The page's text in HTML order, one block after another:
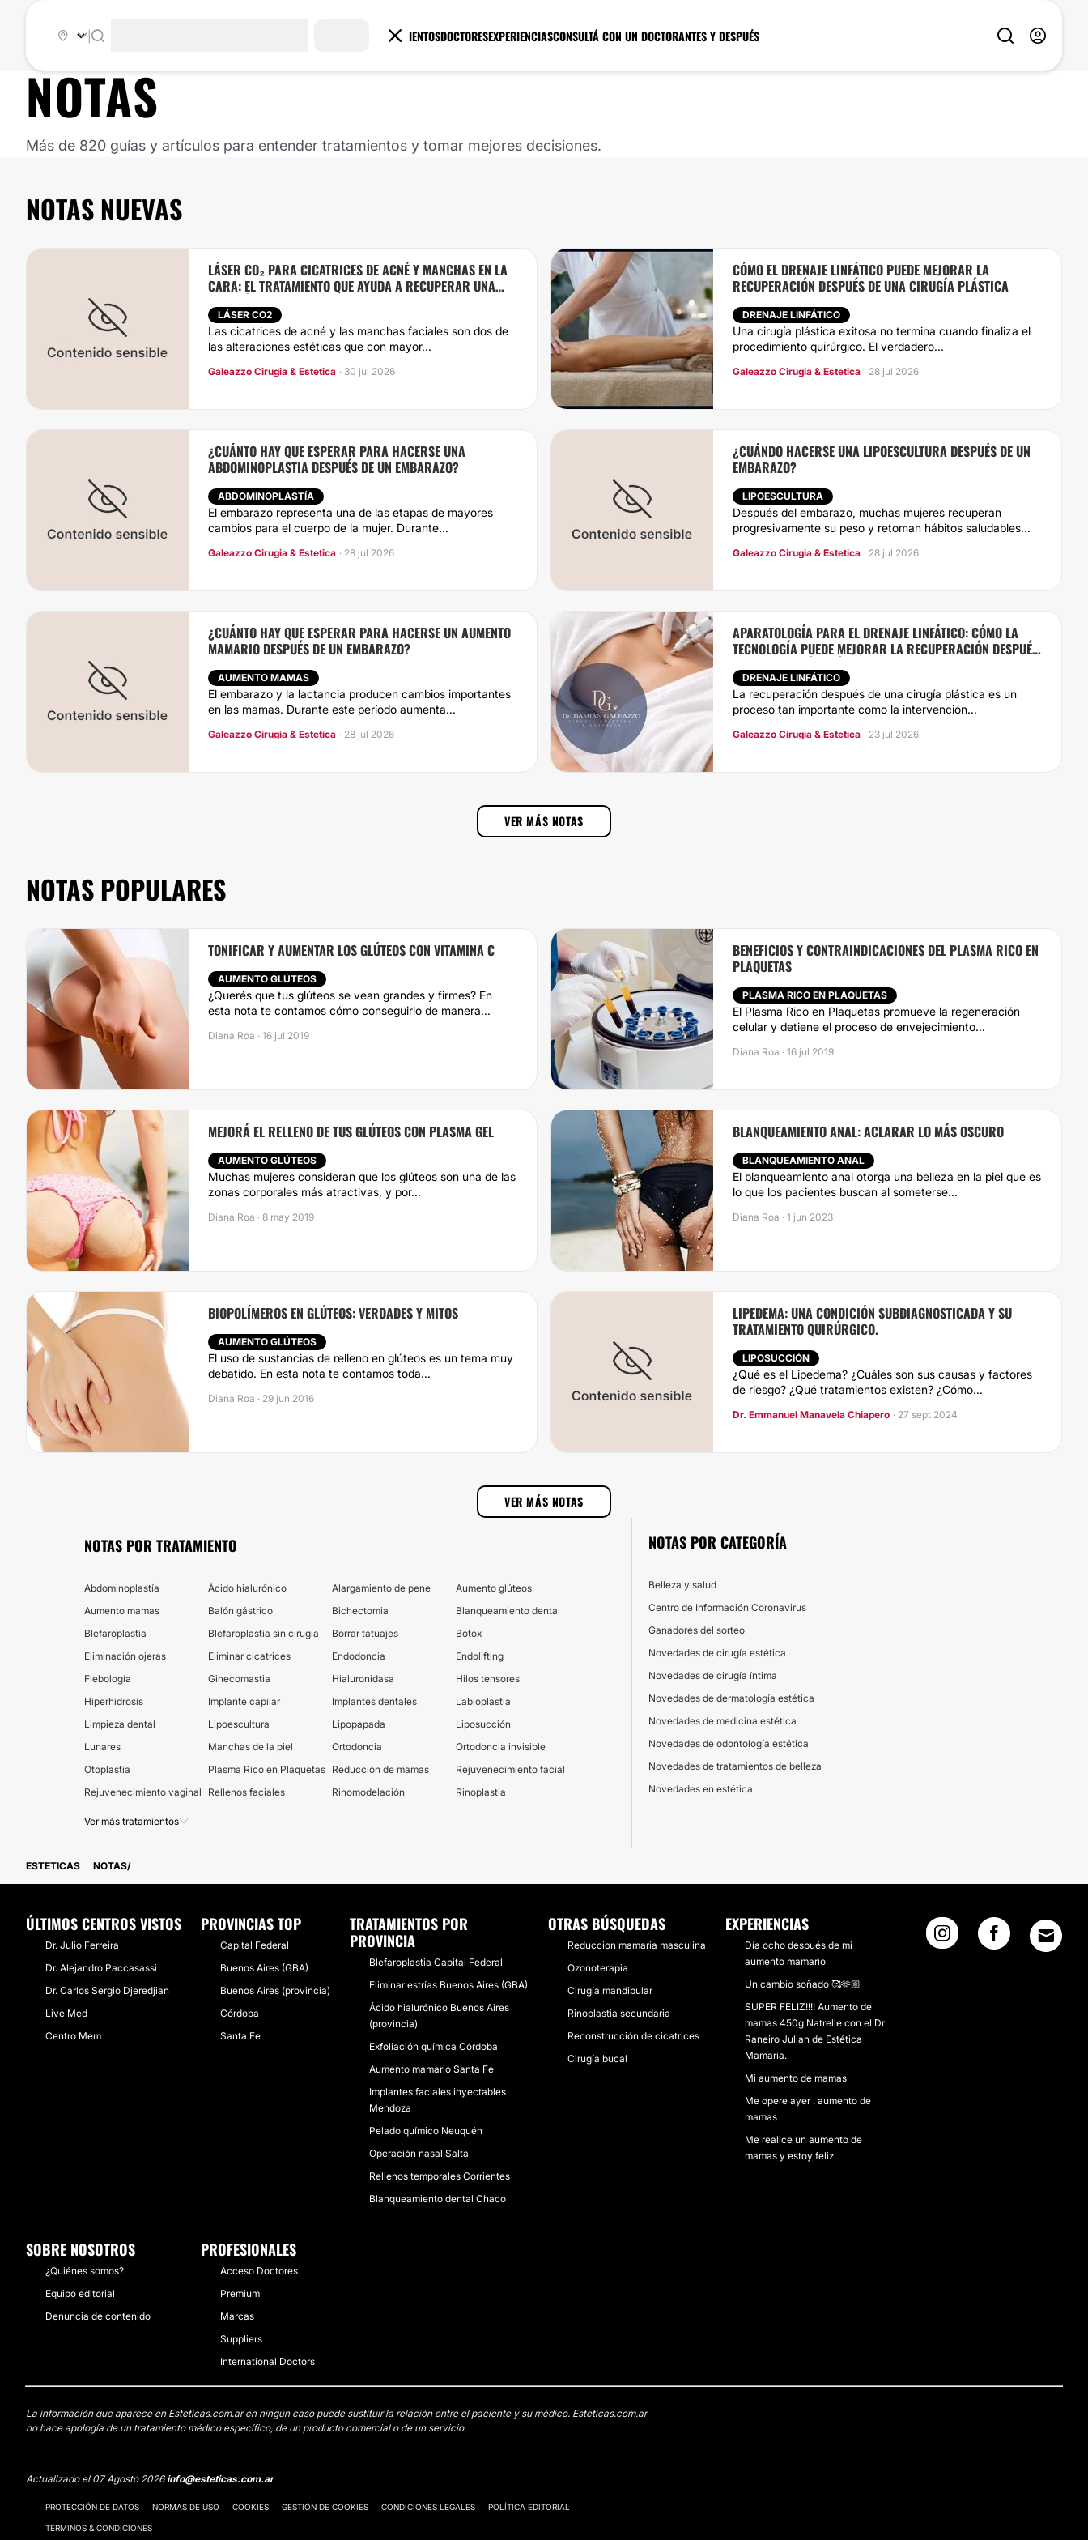
TRATAMIENTOSDOCTORESEXPERIENCIASCONSULTÁ CON UN DOCTORANTES Y DESPUÉS
NOTAS
Más de 820 guías y artículos para entender tratamientos y tomar mejores decisiones.
NOTAS NUEVAS
LÁSER CO₂ PARA CICATRICES DE ACNÉ Y MANCHAS EN LA
CARA: EL TRATAMIENTO QUE AYUDA A RECUPERAR UNA
PIEL MÁS UNIFORME
LÁSER CO2
Las cicatrices de acné y las manchas faciales son dos de
las alteraciones estéticas que con mayor...
Galeazzo Cirugia & Estetica · 30 jul 2026
CÓMO EL DRENAJE LINFÁTICO PUEDE MEJORAR LA
RECUPERACIÓN DESPUÉS DE UNA CIRUGÍA PLÁSTICA
DRENAJE LINFÁTICO
Una cirugía plástica exitosa no termina cuando finaliza el
procedimiento quirúrgico. El verdadero...
Galeazzo Cirugia & Estetica · 28 jul 2026
¿CUÁNTO HAY QUE ESPERAR PARA HACERSE UNA
ABDOMINOPLASTIA DESPUÉS DE UN EMBARAZO?
ABDOMINOPLASTÍA
El embarazo representa una de las etapas de mayores
cambios para el cuerpo de la mujer. Durante...
Galeazzo Cirugia & Estetica · 28 jul 2026
¿CUÁNDO HACERSE UNA LIPOESCULTURA DESPUÉS DE UN
EMBARAZO?
LIPOESCULTURA
Después del embarazo, muchas mujeres recuperan
progresivamente su peso y retoman hábitos saludables...
Galeazzo Cirugia & Estetica · 28 jul 2026
¿CUÁNTO HAY QUE ESPERAR PARA HACERSE UN AUMENTO
MAMARIO DESPUÉS DE UN EMBARAZO?
AUMENTO MAMAS
El embarazo y la lactancia producen cambios importantes
en las mamas. Durante este período aumenta...
Galeazzo Cirugia & Estetica · 28 jul 2026
APARATOLOGÍA PARA EL DRENAJE LINFÁTICO: CÓMO LA
TECNOLOGÍA PUEDE MEJORAR LA RECUPERACIÓN DESPUÉS
DE UNA CIRUGÍA PLÁSTICA
DRENAJE LINFÁTICO
La recuperación después de una cirugía plástica es un
proceso tan importante como la intervención...
Galeazzo Cirugia & Estetica · 23 jul 2026
VER MÁS NOTAS
NOTAS POPULARES
TONIFICAR Y AUMENTAR LOS GLÚTEOS CON VITAMINA C
AUMENTO GLÚTEOS
¿Querés que tus glúteos se vean grandes y firmes? En
esta nota te contamos cómo conseguirlo de manera...
Diana Roa · 16 jul 2019
BENEFICIOS Y CONTRAINDICACIONES DEL PLASMA RICO EN
PLAQUETAS
PLASMA RICO EN PLAQUETAS
El Plasma Rico en Plaquetas promueve la regeneración
celular y detiene el proceso de envejecimiento...
Diana Roa · 16 jul 2019
MEJORÁ EL RELLENO DE TUS GLÚTEOS CON PLASMA GEL
AUMENTO GLÚTEOS
Muchas mujeres consideran que los glúteos son una de las
zonas corporales más atractivas, y por...
Diana Roa · 8 may 2019
BLANQUEAMIENTO ANAL: ACLARAR LO MÁS OSCURO
BLANQUEAMIENTO ANAL
El blanqueamiento anal otorga una belleza en la piel que es
lo que los pacientes buscan al someterse...
Diana Roa · 1 jun 2023
BIOPOLÍMEROS EN GLÚTEOS: VERDADES Y MITOS
AUMENTO GLÚTEOS
El uso de sustancias de relleno en glúteos es un tema muy
debatido. En esta nota te contamos toda...
Diana Roa · 29 jun 2016
LIPEDEMA: UNA CONDICIÓN SUBDIAGNOSTICADA Y SU
TRATAMIENTO QUIRÚRGICO.
LIPOSUCCIÓN
¿Qué es el Lipedema? ¿Cuáles son sus causas y factores
de riesgo? ¿Qué tratamientos existen? ¿Cómo...
Dr. Emmanuel Manavela Chiapero · 27 sept 2024
VER MÁS NOTAS
NOTAS POR TRATAMIENTO
Abdominoplastía Ácido hialurónico Alargamiento de pene
Aumento glúteos
Aumento mamas
Balón gástrico Bichectomia
Blanqueamiento dental
Blefaroplastia
Blefaroplastia sin cirugía Borrar tatuajes
Botox
Eliminación ojeras
Eliminar cicatrices Endodoncia
Endolifting
Flebología
Ginecomastia Hialuronidasa
Hilos tensores
Hiperhidrosis
Implante capilar Implantes dentales
Labioplastia
Limpieza dental
Lipoescultura Lipopapada
Liposucción
Lunares
Manchas de la piel Ortodoncia
Ortodoncia invisible
Otoplastia
Plasma Rico en Plaquetas Reducción de mamas
Rejuvenecimiento facial
Rejuvenecimiento vaginal
Rellenos faciales Rinomodelación Rinoplastia
Ver más tratamientos
NOTAS POR CATEGORÍA
Belleza y salud
Centro de Información Coronavirus
Ganadores del sorteo
Novedades de cirugía estética
Novedades de cirugía íntima
Novedades de dermatología estética
Novedades de medicina estética
Novedades de odontología estética
Novedades de tratamientos de belleza
Novedades en estética
ESTETICAS NOTAS
ÚLTIMOS CENTROS VISTOS
Dr. Julio Ferreira
Dr. Alejandro Paccasassi
Dr. Carlos Sergio Djeredjian
Live Med
Centro Mem
PROVINCIAS TOP
Capital Federal
Buenos Aires (GBA)
Buenos Aires (provincia)
Córdoba
Santa Fe
TRATAMIENTOS POR
PROVINCIA
Blefaroplastia Capital Federal
Eliminar estrías Buenos Aires (GBA)
Ácido hialurónico Buenos Aires
(provincia)
Exfoliación química Córdoba
Aumento mamario Santa Fe
Implantes faciales inyectables
Mendoza
Pelado químico Neuquén
Operación nasal Salta
Rellenos temporales Corrientes
Blanqueamiento dental Chaco
OTRAS BÚSQUEDAS
Reduccion mamaria masculina
Ozonoterapia
Cirugía mandibular
Rinoplastia secundaria
Reconstrucción de cicatrices
Cirugía bucal
EXPERIENCIAS
Día ocho después de mi
aumento mamario
Un cambio soñado 🥰🫶🏼
SUPER FELIZ!!!! Aumento de
mamas 450g Natrelle con el Dr
Raneiro Julian de Estética
Mamaria.
Mi aumento de mamas
Me opere ayer . aumento de
mamas
Me realice un aumento de
mamas y estoy feliz
SOBRE NOSOTROS
¿Quiénes somos?
Equipo editorial
Denuncia de contenido
PROFESIONALES
Acceso Doctores
Premium
Marcas
Suppliers
International Doctors
La información que aparece en Esteticas.com.ar en ningún caso puede sustituir la relación entre el paciente y su médico. Esteticas.com.ar
no hace apología de un tratamiento médico específico, de un producto comercial o de un servicio.
Actualizado el 07 Agosto 2026info@esteticas.com.ar
PROTECCIÓN DE DATOS NORMAS DE USO COOKIES GESTIÓN DE COOKIES CONDICIONES LEGALES POLÍTICA EDITORIAL
TÉRMINOS & CONDICIONES